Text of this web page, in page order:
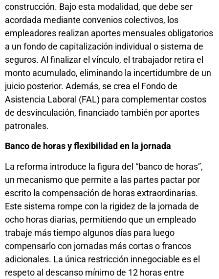
construcción. Bajo esta modalidad, que debe ser
acordada mediante convenios colectivos, los
empleadores realizan aportes mensuales obligatorios
a un fondo de capitalización individual o sistema de
seguros. Al finalizar el vínculo, el trabajador retira el
monto acumulado, eliminando la incertidumbre de un
juicio posterior. Además, se crea el Fondo de
Asistencia Laboral (FAL) para complementar costos
de desvinculación, financiado también por aportes
patronales.
Banco de horas y flexibilidad en la jornada
La reforma introduce la figura del “banco de horas”,
un mecanismo que permite a las partes pactar por
escrito la compensación de horas extraordinarias.
Este sistema rompe con la rigidez de la jornada de
ocho horas diarias, permitiendo que un empleado
trabaje más tiempo algunos días para luego
compensarlo con jornadas más cortas o francos
adicionales. La única restricción innegociable es el
respeto al descanso mínimo de 12 horas entre